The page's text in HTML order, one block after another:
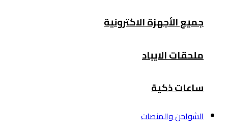
جميع الأجهزة الاكترونية
ملحقات الايباد
ساعات ذكية
الشواحن والمنصات